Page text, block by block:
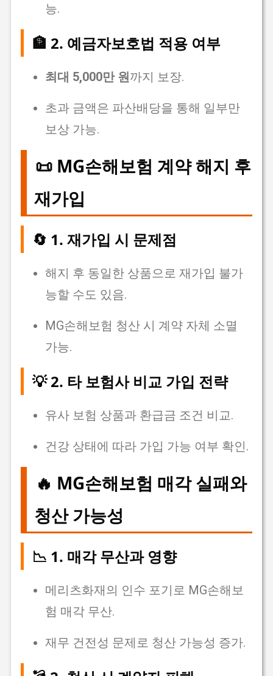
능.
🏦 2. 예금자보호법 적용 여부
최대 5,000만 원까지 보장.
초과 금액은 파산배당을 통해 일부만
보상 가능.
📜 MG손해보험 계약 해지 후
재가입
🔄 1. 재가입 시 문제점
해지 후 동일한 상품으로 재가입 불가
능할 수도 있음.
MG손해보험 청산 시 계약 자체 소멸
가능.
💡 2. 타 보험사 비교 가입 전략
유사 보험 상품과 환급금 조건 비교.
건강 상태에 따라 가입 가능 여부 확인.
🔥 MG손해보험 매각 실패와
청산 가능성
📉 1. 매각 무산과 영향
메리츠화재의 인수 포기로 MG손해보
험 매각 무산.
재무 건전성 문제로 청산 가능성 증가.